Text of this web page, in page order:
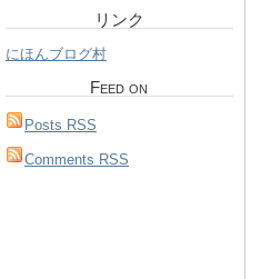
リンク
にほんブログ村
Feed on
Posts RSS
Comments RSS